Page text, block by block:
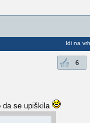
Idi na vrh
6
da se upiškila